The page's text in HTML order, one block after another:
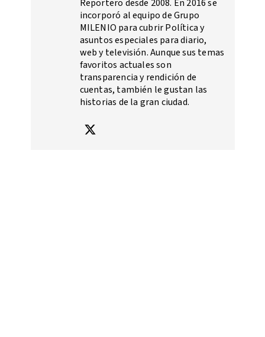
Reportero desde 2008. En 2016 se
incorporó al equipo de Grupo
MILENIO para cubrir Política y
asuntos especiales para diario,
web y televisión. Aunque sus temas
favoritos actuales son
transparencia y rendición de
cuentas, también le gustan las
historias de la gran ciudad.